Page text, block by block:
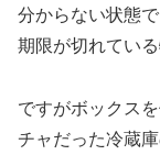
分からない状態
期限が切れてい
ですがボックス
チャだった冷蔵